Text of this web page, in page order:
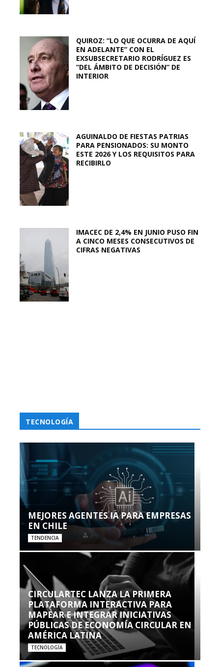
QUIROZ: “LO QUE OCURRA DE AQUÍ
EN ADELANTE” CON EL
EXSUBSECRETARIO RODRÍGUEZ ES
“DEL ÁMBITO DE DECISIÓN” DE
INTERIOR
AGUINALDO DE FIESTAS PATRIAS
PARA PENSIONADOS: SU MONTO
ESTE 2026 Y LOS REQUISITOS PARA
RECIBIRLO
IMACEC DE 2,4% EN JUNIO PUSO FIN
A CINCO MESES CONSECUTIVOS DE
CIFRAS NEGATIVAS
TECNOLOGÍA
MEJORES AGENTES IA PARA EMPRESAS
EN CHILE
TENDENCIA
CIRCULARTEC LANZA LA PRIMERA
PLATAFORMA INTERACTIVA PARA
MAPEAR E INTEGRAR INICIATIVAS
PÚBLICAS DE ECONOMÍA CIRCULAR EN
AMÉRICA LATINA
TECNOLOGÍA